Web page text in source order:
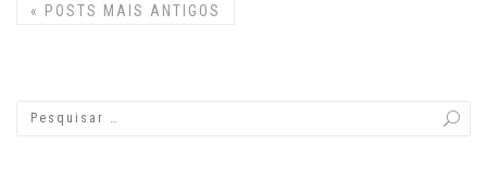
« POSTS MAIS ANTIGOS